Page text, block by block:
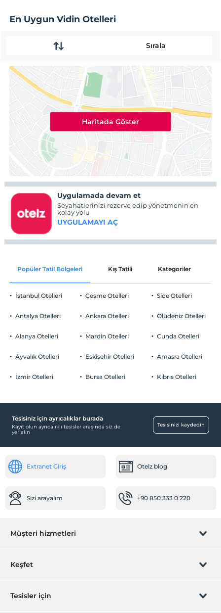
En Uygun Vidin Otelleri
Sırala
Haritada Göster
Uygulamada devam et
Seyahatlerinizi rezerve edip yönetmenin en
kolay yolu
UYGULAMAYI AÇ
Popüler Tatil Bölgeleri Kış Tatili Kategoriler
İstanbul Otelleri
Antalya Otelleri
Alanya Otelleri
Ayvalık Otelleri
İzmir Otelleri
Çeşme Otelleri
Ankara Otelleri
Mardin Otelleri
Eskişehir Otelleri
Bursa Otelleri
Side Otelleri
Ölüdeniz Otelleri
Cunda Otelleri
Amasra Otelleri
Kıbrıs Otelleri
Tesisiniz için ayrıcalıklar burada
Kayıt olun ayrıcalıklı tesisler arasında siz de
yer alın
Tesisinizi kaydedin
Extranet Giriş Otelz blog
Sizi arayalım +90 850 333 0 220
Müşteri hizmetleri
Rezervasyon yönet
Keşfet
Hediye Kart
Tesisler için